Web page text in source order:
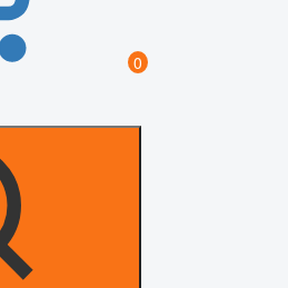
0